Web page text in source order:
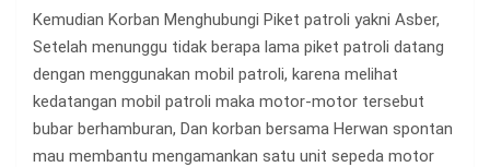
Kemudian Korban Menghubungi Piket patroli yakni Asber,
Setelah menunggu tidak berapa lama piket patroli datang
dengan menggunakan mobil patroli, karena melihat
kedatangan mobil patroli maka motor-motor tersebut
bubar berhamburan, Dan korban bersama Herwan spontan
mau membantu mengamankan satu unit sepeda motor